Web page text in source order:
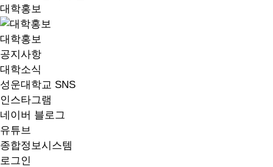
대학홍보
대학홍보
공지사항
대학소식
성운대학교 SNS
인스타그램
네이버 블로그
유튜브
종합정보시스템
로그인